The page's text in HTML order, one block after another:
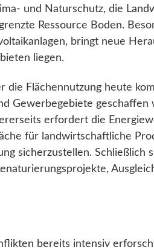
und Naturschutz, die
Ressource Boden.
bringt neue
liegen.
die Flächennutzung heute
Gewerbegebiete geschaffen
erfordert die
für landwirtschaftliche
sicherzustellen. Schließlich
bereits intensiv